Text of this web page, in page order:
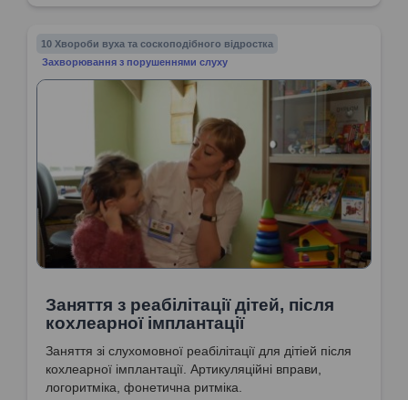
10 Хвороби вуха та соскоподібного відростка
Захворювання з порушеннями слуху
Заняття з реабілітації дітей, після
кохлеарної імплантації
Заняття зі слухомовної реабілітації для дітіей після
кохлеарної імплантації. Артикуляційні вправи,
логоритміка, фонетична ритміка.